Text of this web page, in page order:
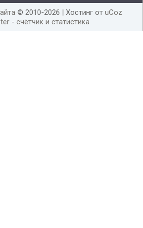
© 2010-2026 | Хостинг от uCoz